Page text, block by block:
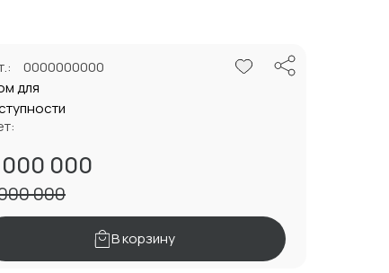
000
000
0000000000
В корзину
для